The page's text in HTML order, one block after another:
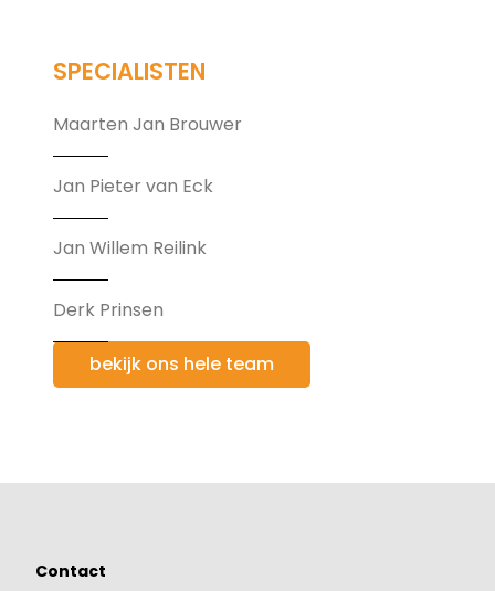
SPECIALISTEN
Maarten Jan Brouwer
Jan Pieter van Eck
Jan Willem Reilink
Derk Prinsen
bekijk ons hele team
Contact